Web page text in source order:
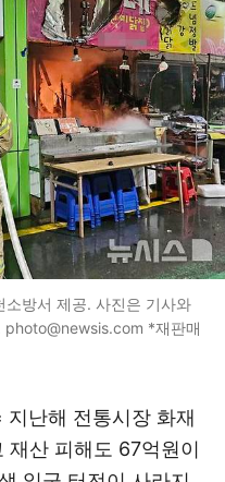
방서 제공. 사진은 기사와
*재판매
난해 전통시장 화재
재산 피해도 67억원이